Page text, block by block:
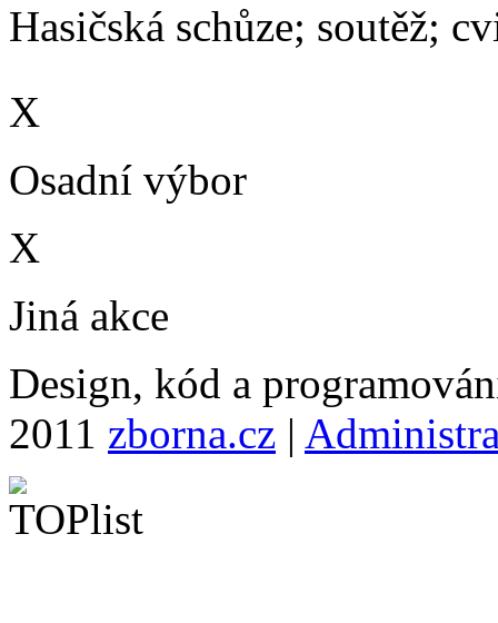
Hasičská schůze; soutěž;
X
Osadní výbor
X
Jiná akce
Design, kód a
2011 zborna.cz |